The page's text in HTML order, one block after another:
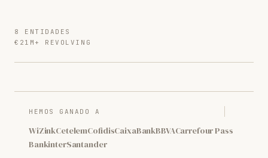
8 ENTIDADES
€21M+ REVOLVING
HEMOS GANADO A
WiZinkCetelemCofidisCaixaBankBBVACarrefour Pass
BankinterSantander